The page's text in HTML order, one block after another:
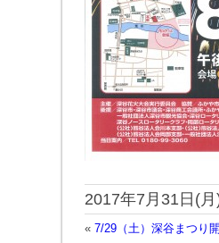
2017年7月31日(月)
« 7/29（土）深谷まつり